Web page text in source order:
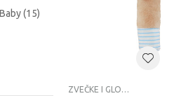
(15)
ZVEČKE I GLODALICE